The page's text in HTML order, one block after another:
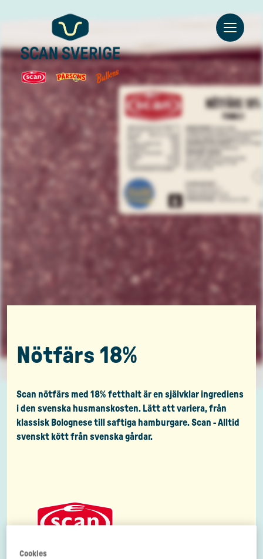
Nötfärs 18%
Scan nötfärs med 18% fetthalt är en självklar ingrediens
i den svenska husmanskosten. Lätt att variera, från
klassisk Bolognese till saftiga hamburgare. Scan - Alltid
svenskt kött från svenska gårdar.
Cookies